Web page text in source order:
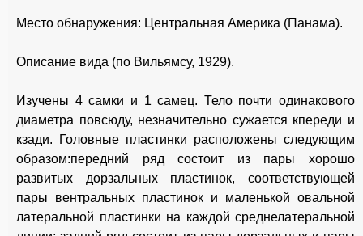
Место обнаружения: Центральная Америка (Панама).
Описание вида (по Вильямсу, 1929).
Изучены 4 самки и 1 самец. Тело почти одинакового
диаметра повсюду, незначительно сужается кпереди и
кзади. Головные пластинки расположены следующим
образом:передний ряд состоит из пары хорошо
развитых дорзальных пластинок, соответствующей
пары вентральных пластинок и маленькой овальной
латеральной пластинки на каждой среднелатеральной